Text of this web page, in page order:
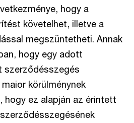
hogy a
követelhet, illetve a
megszüntetheti. Annak
hogy egy adott
szerződésszegés
körülménynek
hogy ez alapján az érintett